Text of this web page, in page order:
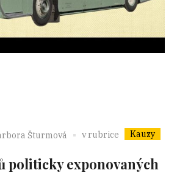
Šturmová v rubrice Kauzy
politicky exponovaných